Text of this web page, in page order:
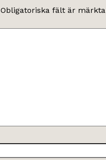
Obligatoriska fält är märkta